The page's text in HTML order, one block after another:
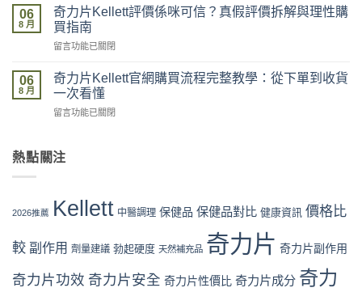
落
單、
流、
貨、
服
用
流
程
中
買
最
安
全？
網
vs
房
店
風
險
面
分
中
力
片
Kellett
2026
新
攻
網
多
盒
折
扣
最
06
8 月
奇力片Kellett評價係咪可信？真假評價拆解與理性購
買指南
在
力
片
Kellett
評
咪
假
拆
與
留言功能已關閉
06
8 月
奇力片Kellett官網購買流程完整教學：從下單到收貨
一次看懂
在
片
Kellett
購
程
整
留言功能已關閉
熱點關注
2026推薦 Kellett 中醫調理 保健品 保健品對比 健康資訊 價格比
較 副作用 劑量建議 勃起硬度 天然補充品 奇力片 奇力片副作用
奇力片功效 奇力片安全 奇力片性價比 奇力片成分 奇力